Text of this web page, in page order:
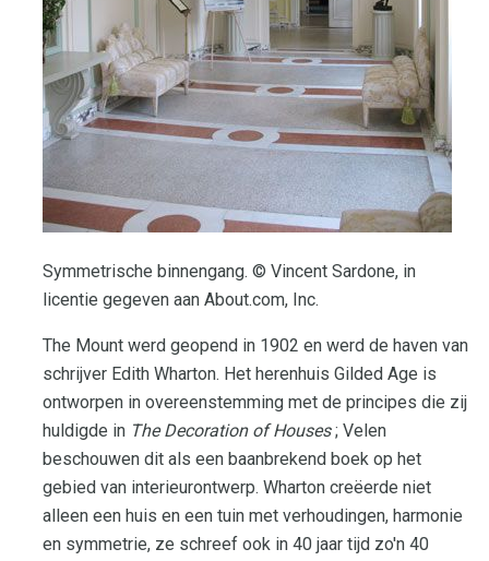
Symmetrische binnengang. © Vincent Sardone, in
licentie gegeven aan About.com, Inc.
The Mount werd geopend in 1902 en werd de haven van
schrijver Edith Wharton. Het herenhuis Gilded Age is
ontworpen in overeenstemming met de principes die zij
huldigde in The Decoration of Houses; Velen
beschouwen dit als een baanbrekend boek op het
gebied van interieurontwerp. Wharton creëerde niet
alleen een huis en een tuin met verhoudingen, harmonie
en symmetrie, ze schreef ook in 40 jaar tijd zo'n 40